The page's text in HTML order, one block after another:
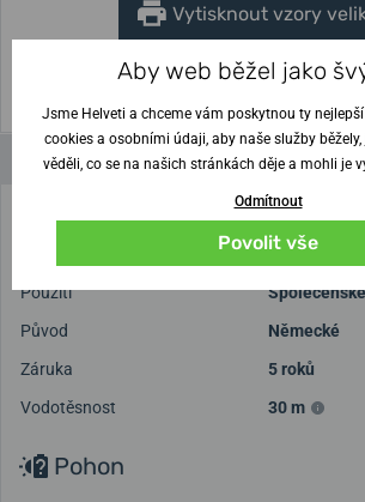
Vytisknout vzory
(U tisku nastavte Měřítko:
Parametry a funkce
Dámské
Použití
Společenské
Původ
Německé
Záruka
5 roků
Vodotěsnost
30 m
Pohon
Aby web běžel jako
Jsme Helveti a chceme vám poskytnou ty
cookies a osobními údaji, aby naše služby
věděli, co se na našich stránkách děje a mohli je
Odmítnout
Povolit vše